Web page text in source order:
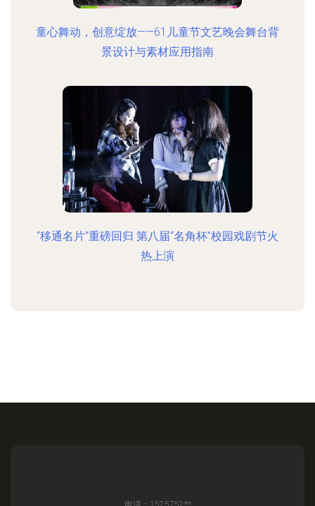
童心舞动，创意绽放——61儿童节文艺晚会舞台背
景设计与素材应用指南
“移通名片”重磅回归 第八届“名角杯”校园戏剧节火
热上演